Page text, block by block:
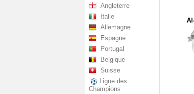
Angleterre
Italie
Allemagne
Espagne
Portugal
Belgique
Suisse
Ligue des
Champions